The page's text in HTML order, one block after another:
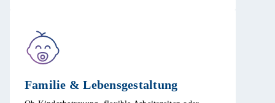
Familie & Lebensgestaltung​